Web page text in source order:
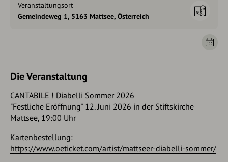
Veranstaltungsort
Gemeindeweg 1, 5163 Mattsee, Österreich
Die Veranstaltung
CANTABILE ! Diabelli Sommer 2026
"Festliche Eröffnung" 12. Juni 2026 in der Stiftskirche
Mattsee, 19:00 Uhr
Kartenbestellung:
https://www.oeticket.com/artist/mattseer-diabelli-sommer/